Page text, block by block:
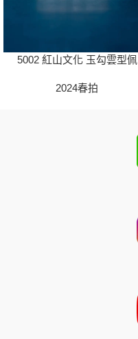
5002 紅山文化 玉勾雲型佩
2024春拍